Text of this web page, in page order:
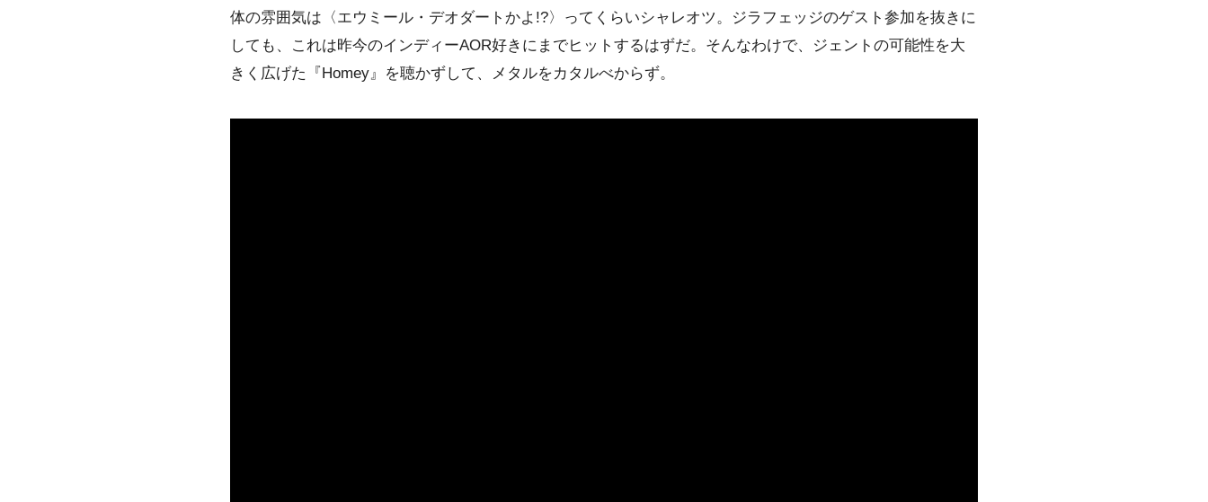
体の雰囲気は〈エウミール・デオダートかよ!?〉ってくらいシャレオツ。ジラフェッジのゲスト参加を抜きに
しても、これは昨今のインディーAOR好きにまでヒットするはずだ。そんなわけで、ジェントの可能性を大
きく広げた『Homey』を聴かずして、メタルをカタルべからず。